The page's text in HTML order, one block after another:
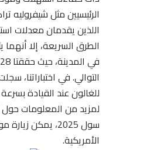
الرئيسيين مثل شيفروليه
اللذين يقدمان معدلات
الطرق السريعة، إلا
لمزيد من المعلومات
سول 2025، يمكن زيارة موقع
الأمريكية.